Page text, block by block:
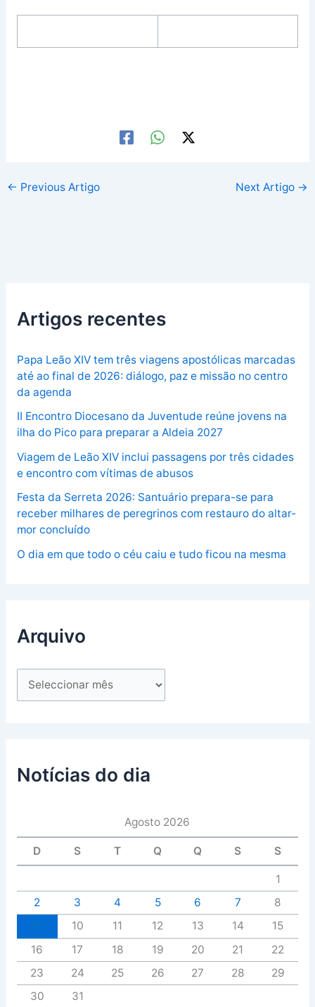
← Previous Artigo Next Artigo →
Artigos recentes
Papa Leão XIV tem três viagens apostólicas marcadas
até ao final de 2026: diálogo, paz e missão no centro
da agenda
II Encontro Diocesano da Juventude reúne jovens na
ilha do Pico para preparar a Aldeia 2027
Viagem de Leão XIV inclui passagens por três cidades
e encontro com vítimas de abusos
Festa da Serreta 2026: Santuário prepara-se para
receber milhares de peregrinos com restauro do altar-
mor concluído
O dia em que todo o céu caiu e tudo ficou na mesma
Arquivo
Notícias do dia
Agosto 2026
D S T Q Q S S
1
2
3 4 5 6 7
8
10 11 12 13 14
15
16
17 18 19 20 21
22
23
24 25 26 27 28
29
30
31